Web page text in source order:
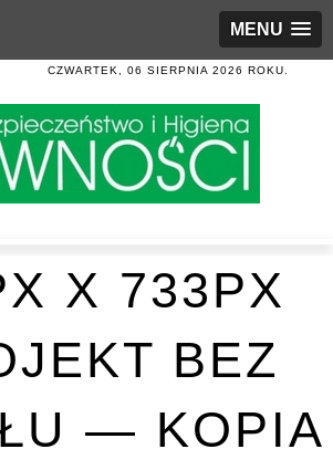
MENU
CZWARTEK, 06 SIERPNIA 2026 ROKU.
X 733PX
BEZ
— KOPIA